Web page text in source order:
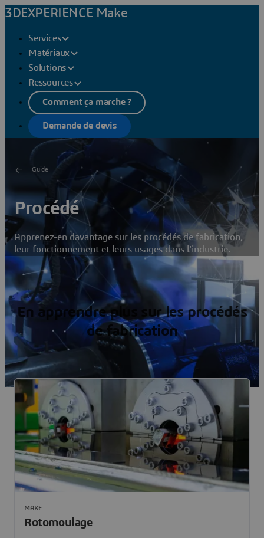
3DEXPERIENCE Make
Services
Matériaux
Solutions
Ressources
Comment ça marche ?
Demande de devis
Guide
Procédé
Apprenez-en davantage sur les procédés de fabrication,
leur fonctionnement et leurs usages dans l'industrie.
En apprendre plus sur les procédés
de fabrication
Rotomoulage
MAKE